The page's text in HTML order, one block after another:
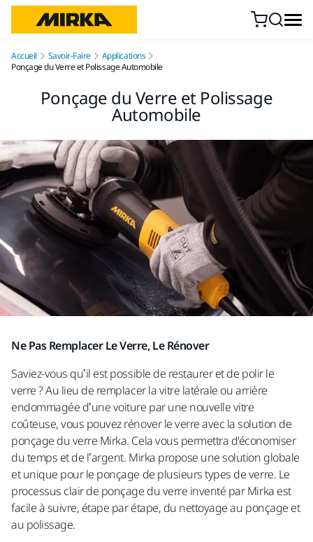
Accueil Savoir-Faire
Applications
Ponçage du Verre et Polissage Automobile
Ponçage du Verre et Polissage
Automobile
Ne Pas Remplacer Le Verre, Le Rénover
Saviez-vous qu’il est possible de restaurer et de polir le
verre ? Au lieu de remplacer la vitre latérale ou arrière
endommagée d’une voiture par une nouvelle vitre
coûteuse, vous pouvez rénover le verre avec la solution de
ponçage du verre Mirka. Cela vous permettra d'économiser
du temps et de l’argent. Mirka propose une solution globale
et unique pour le ponçage de plusieurs types de verre. Le
processus clair de ponçage du verre inventé par Mirka est
facile à suivre, étape par étape, du nettoyage au ponçage et
au polissage.